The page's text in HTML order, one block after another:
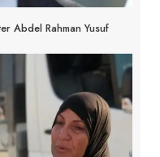
Abdel Rahman Yusuf